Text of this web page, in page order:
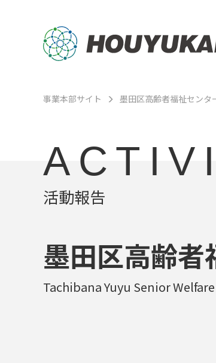
事業本部サイト 墨田区高齢者福祉センタ
活動報告
墨田区高齢
Tachibana Yuyu Senior